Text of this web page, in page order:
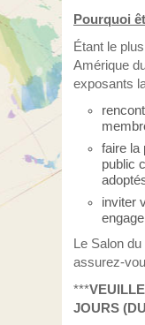
Pourquoi
Étant le
Amérique
exposants
faire la
public
inviter
Le Salon
assurez-
***
JOURS